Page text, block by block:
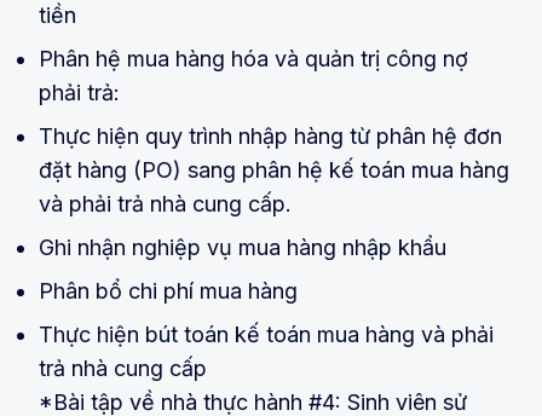
tiền
Phân hệ mua hàng hóa và quản trị công nợ
phải trả:
Thực hiện quy trình nhập hàng từ phân hệ đơn
đặt hàng (PO) sang phân hệ kế toán mua hàng
và phải trả nhà cung cấp.
Ghi nhận nghiệp vụ mua hàng nhập khẩu
Phân bổ chi phí mua hàng
Thực hiện bút toán kế toán mua hàng và phải
trả nhà cung cấp
*Bài tập về nhà thực hành #4: Sinh viên sử